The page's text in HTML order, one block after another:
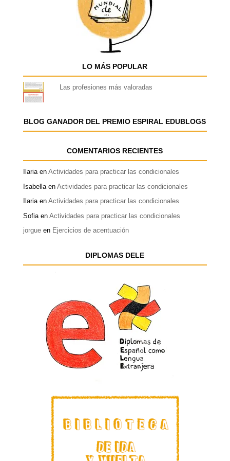
LO MÁS POPULAR
Las profesiones más valoradas
BLOG GANADOR DEL PREMIO ESPIRAL EDUBLOGS
COMENTARIOS RECIENTES
Ilariaen Actividades para practicar las condicionales
Isabellaen Actividades para practicar las condicionales
Ilariaen Actividades para practicar las condicionales
Sofiaen Actividades para practicar las condicionales
jorgueen Ejercicios de acentuación
DIPLOMAS DELE